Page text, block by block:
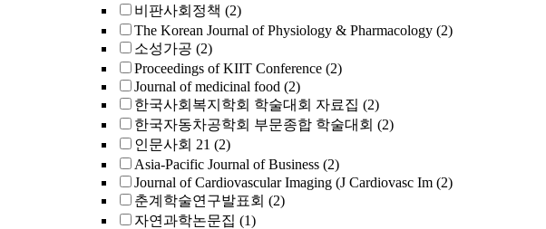
비판사회정책 (2)
The Korean Journal of Physiology & Pharmacology (2)
소성가공 (2)
Proceedings of KIIT Conference (2)
Journal of medicinal food (2)
한국사회복지학회 학술대회 자료집 (2)
한국자동차공학회 부문종합 학술대회 (2)
인문사회 21 (2)
Asia-Pacific Journal of Business (2)
Journal of Cardiovascular Imaging (J Cardiovasc Im (2)
춘계학술연구발표회 (2)
자연과학논문집 (1)